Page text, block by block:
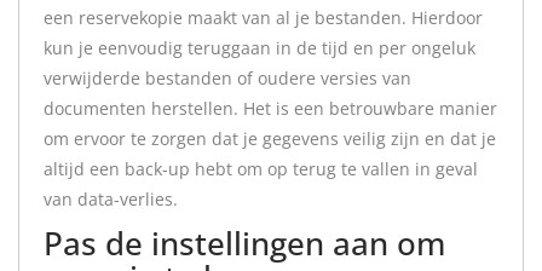
een reservekopie maakt van al je bestanden. Hierdoor
kun je eenvoudig teruggaan in de tijd en per ongeluk
verwijderde bestanden of oudere versies van
documenten herstellen. Het is een betrouwbare manier
om ervoor te zorgen dat je gegevens veilig zijn en dat je
altijd een back-up hebt om op terug te vallen in geval
van data-verlies.
Pas de instellingen aan om